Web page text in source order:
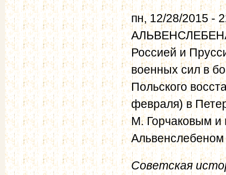
пн, 12/28/2015 -
Россией и
военных сил в
Польского
февраля) в
М. Горчаковым и
Советская